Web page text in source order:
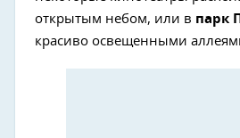
открытым небом, или в парк
красиво освещенными